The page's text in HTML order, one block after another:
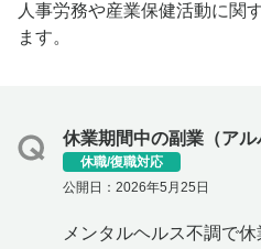
人事労務や産業保健活動に関
ます。
休業期間中の副業（ア
休職/復職対応
公開日：2026年5月25日
メンタルヘルス不調で